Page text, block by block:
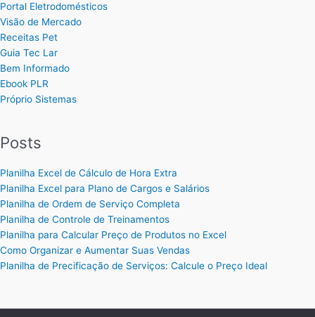
Portal Eletrodomésticos
Visão de Mercado
Receitas Pet
Guia Tec Lar
Bem Informado
Ebook PLR
Próprio Sistemas
Posts
Planilha Excel de Cálculo de Hora Extra
Planilha Excel para Plano de Cargos e Salários
Planilha de Ordem de Serviço Completa
Planilha de Controle de Treinamentos
Planilha para Calcular Preço de Produtos no Excel
Como Organizar e Aumentar Suas Vendas
Planilha de Precificação de Serviços: Calcule o Preço Ideal